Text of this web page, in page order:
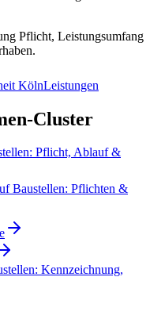
Pflicht, Leistungsumfang
KölnLeistungen
Cluster
Pflicht, Ablauf &
Baustellen: Pflichten &
Kennzeichnung,